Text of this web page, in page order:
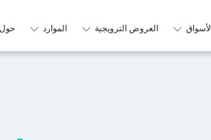
الأسواق العروض الترويجية الموارد حول